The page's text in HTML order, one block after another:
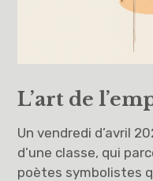
Éducation à la
L’art de
Un vendredi d’avril
d’une classe, qui
poètes symbolistes